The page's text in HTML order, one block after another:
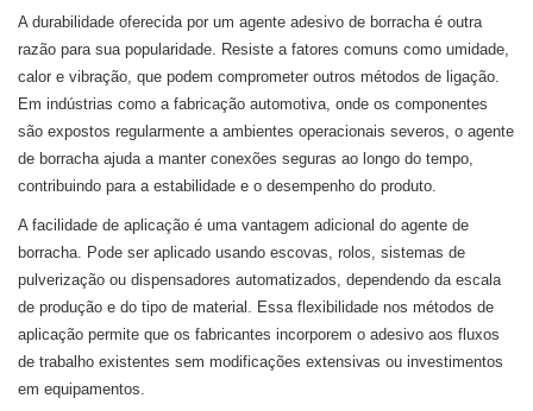
A durabilidade oferecida por um agente adesivo de borracha é outra
razão para sua popularidade. Resiste a fatores comuns como umidade,
calor e vibração, que podem comprometer outros métodos de ligação.
Em indústrias como a fabricação automotiva, onde os componentes
são expostos regularmente a ambientes operacionais severos, o agente
de borracha ajuda a manter conexões seguras ao longo do tempo,
contribuindo para a estabilidade e o desempenho do produto.
A facilidade de aplicação é uma vantagem adicional do agente de
borracha. Pode ser aplicado usando escovas, rolos, sistemas de
pulverização ou dispensadores automatizados, dependendo da escala
de produção e do tipo de material. Essa flexibilidade nos métodos de
aplicação permite que os fabricantes incorporem o adesivo aos fluxos
de trabalho existentes sem modificações extensivas ou investimentos
em equipamentos.